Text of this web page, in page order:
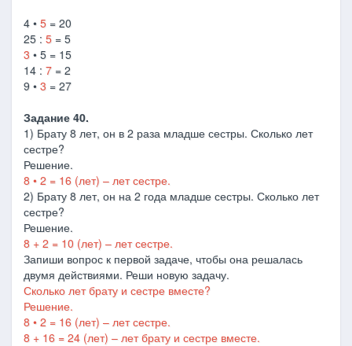
4 • 5 = 20
25 : 5 = 5
3 • 5 = 15
14 : 7 = 2
9 • 3 = 27
Задание 40.
1) Брату 8 лет, он в 2 раза младше сестры. Сколько лет
сестре?
Решение.
8 • 2 = 16 (лет) – лет сестре.
2) Брату 8 лет, он на 2 года младше сестры. Сколько лет
сестре?
Решение.
8 + 2 = 10 (лет) – лет сестре.
Запиши вопрос к первой задаче, чтобы она решалась
двумя действиями. Реши новую задачу.
Сколько лет брату и сестре вместе?
Решение.
8 • 2 = 16 (лет) – лет сестре.
8 + 16 = 24 (лет) – лет брату и сестре вместе.